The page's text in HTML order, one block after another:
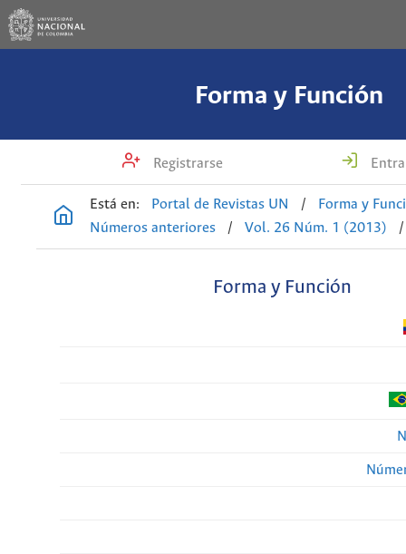
Forma y Función
Registrarse
Está en: Portal de Revistas UN /
Forma y
Números anteriores
/ Vol. 26 Núm. 1 (2013) /
Forma y Función